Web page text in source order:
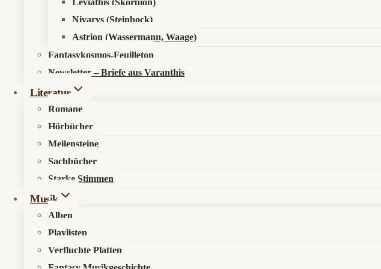
Leviathis (Skorpion)
Nivarys (Steinbock)
Astrion (Wassermann, Waage)
Fantasykosmos-Feuilleton
Newsletter – Briefe aus Varanthis
Literatur
Romane
Hörbücher
Meilensteine
Sachbücher
Starke Stimmen
Musik
Alben
Playlisten
Verfluchte Platten